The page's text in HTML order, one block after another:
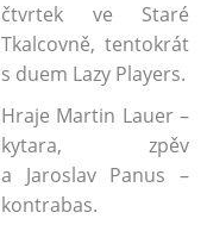
čtvrtek ve Staré
Tkalcovně, tentokrát
s duem Lazy Players.
Hraje Martin Lauer –
kytara, zpěv
a Jaroslav Panus –
kontrabas.